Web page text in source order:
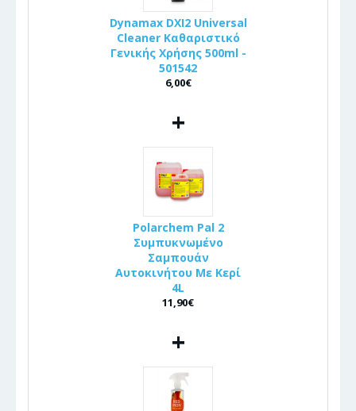
Dynamax DXI2 Universal
Cleaner Καθαριστικό
Γενικής Χρήσης 500ml -
501542
6,00€
+
Polarchem Pal 2
Συμπυκνωμένο
Σαμπουάν
Αυτοκινήτου Με Κερί
4L
11,90€
+